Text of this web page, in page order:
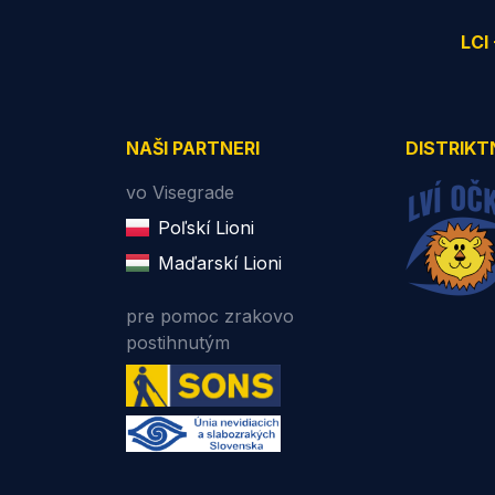
LCI
NAŠI PARTNERI
vo Visegrade
Poľskí Lioni
Maďarskí Lioni
pre pomoc zrakovo
postihnutým